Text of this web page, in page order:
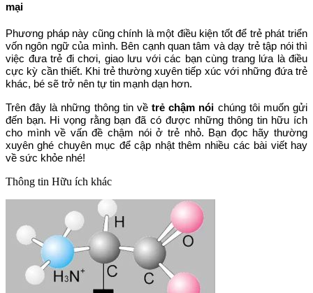
mại
Phương pháp này cũng chính là một điều kiện tốt để trẻ phát triển
vốn ngôn ngữ của mình. Bên cạnh quan tâm và dạy trẻ tập nói thì
việc đưa trẻ đi chơi, giao lưu với các bạn cùng trang lứa là điều
cực kỳ cần thiết. Khi trẻ thường xuyên tiếp xúc với những đứa trẻ
khác, bé sẽ trở nên tự tin mạnh dạn hơn.
Trên đây là những thông tin vềtrẻ chậm nói chúng tôi muốn gửi
đến bạn. Hi vọng rằng bạn đã có được những thông tin hữu ích
cho mình về vấn đề chậm nói ở trẻ nhỏ. Bạn đọc hãy thường
xuyên ghé chuyên mục để cập nhật thêm nhiều các bài viết hay
về sức khỏe nhé!
Thông tin Hữu ích khác